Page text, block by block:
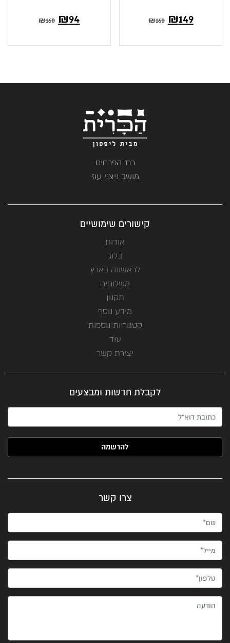
₪160 המחיר
₪149המחיר
₪160 המחיר
₪94המחיר
רח' הפרחים
מושב ניצני עוז
קישורים שימושיים
אודות
בלוג
לראשונה בארץ
משלוחים
תקנון
מידע נוסף
קטגוריות נוספות
עוד
יצירת קשר
לקבלת חדשות ומבצעים
האימייל שלך (חובה)
צרו קשר